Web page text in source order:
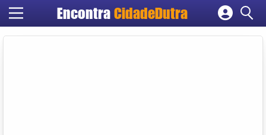
Encontra CidadeDutra
Cadastrar empresa